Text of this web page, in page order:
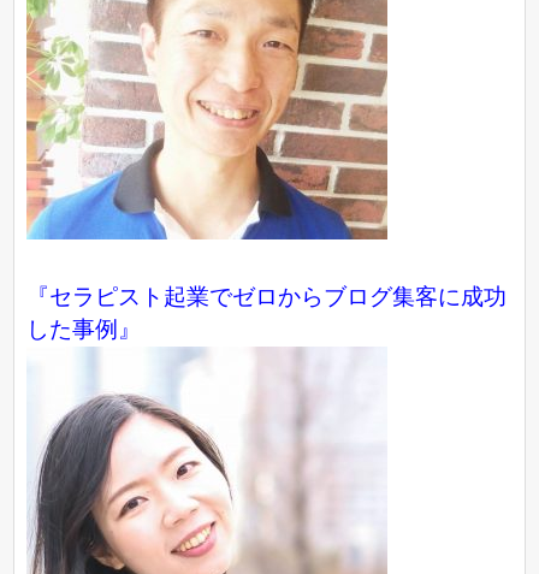
『セラピスト起業でゼロからブログ集客に成功
した事例 』